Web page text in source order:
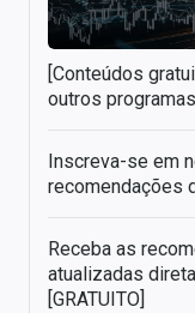
[Conteúdos
outros
Inscreva-se em
recomendações
Receba as
atualizadas
[GRATUITO]